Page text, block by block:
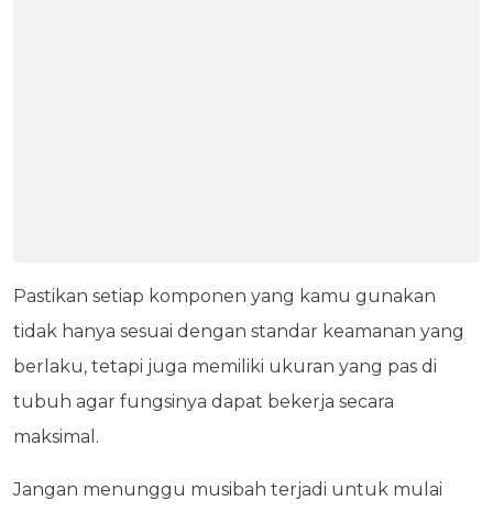
Pastikan setiap komponen yang kamu gunakan
tidak hanya sesuai dengan standar keamanan yang
berlaku, tetapi juga memiliki ukuran yang pas di
tubuh agar fungsinya dapat bekerja secara
maksimal.
Jangan menunggu musibah terjadi untuk mulai